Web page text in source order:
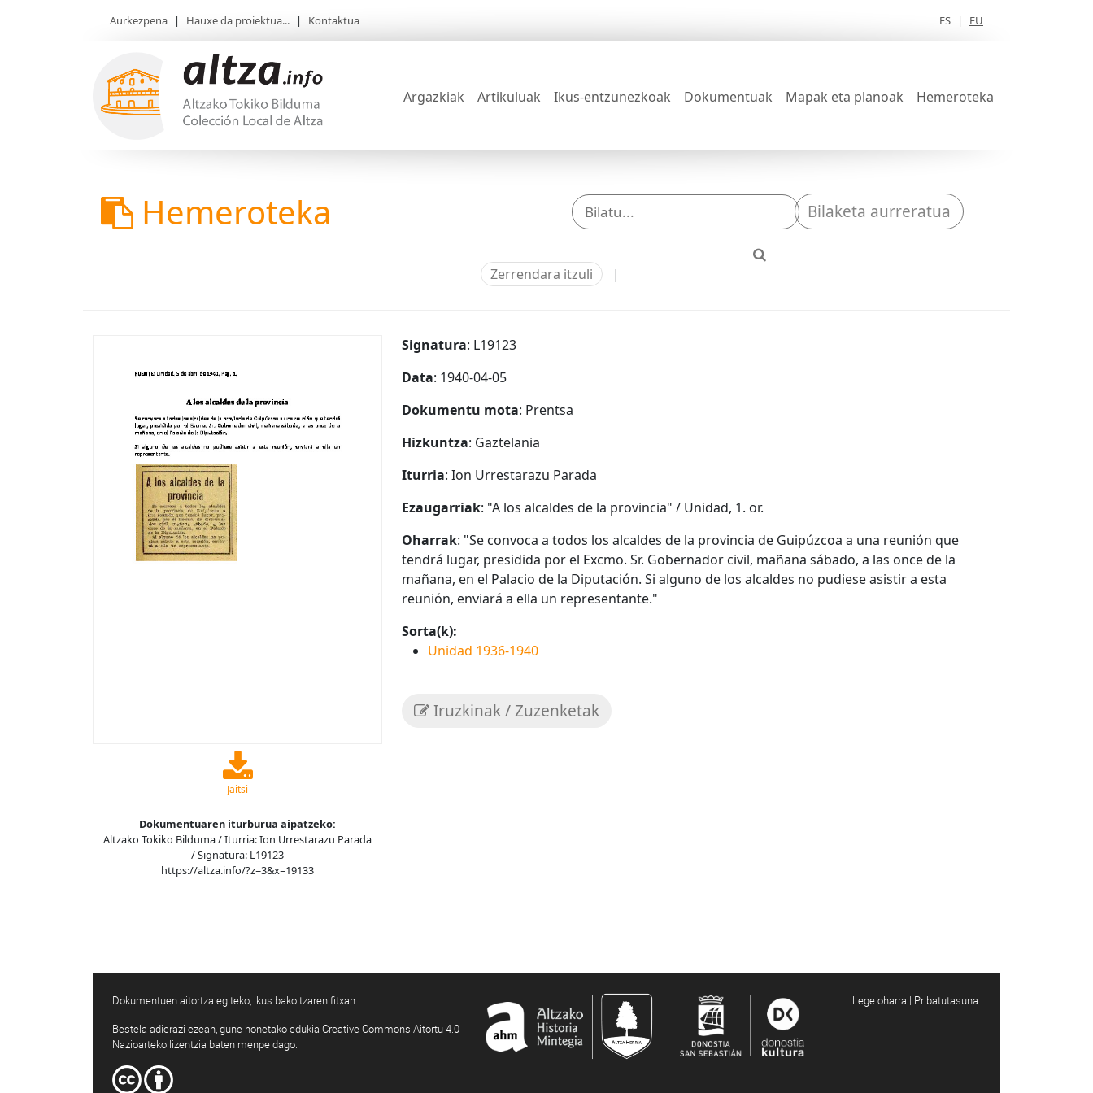
Aurkezpena | Hauxe da proiektua... | Kontaktua ES | EU
Argazkiak Artikuluak Ikus-entzunezkoak Dokumentuak Mapak eta planoak Hemeroteka
Hemeroteka Bilaketa aurreratua
Zerrendara itzuli |
Jaitsi
Dokumentuaren iturburua aipatzeko:
Altzako Tokiko Bilduma / Iturria: Ion Urrestarazu Parada
/ Signatura: L19123
https://altza.info/?z=3&x=19133
Signatura: L19123
Data: 1940-04-05
Dokumentu mota: Prentsa
Hizkuntza: Gaztelania
Iturria: Ion Urrestarazu Parada
Ezaugarriak: "A los alcaldes de la provincia" / Unidad, 1. or.
Oharrak: "Se convoca a todos los alcaldes de la provincia de Guipúzcoa a una reunión que
tendrá lugar, presidida por el Excmo. Sr. Gobernador civil, mañana sábado, a las once de la
mañana, en el Palacio de la Diputación. Si alguno de los alcaldes no pudiese asistir a esta
reunión, enviará a ella un representante."
Sorta(k):
Unidad 1936-1940
Iruzkinak / Zuzenketak
Dokumentuen aitortza egiteko, ikus bakoitzaren fitxan.
Bestela adierazi ezean, gune honetako edukia Creative Commons Aitortu 4.0
Nazioarteko lizentzia baten menpe dago.
Lege oharra | Pribatutasuna